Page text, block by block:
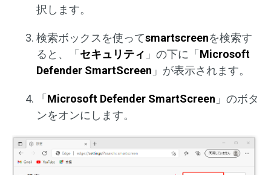
択します。
検索ボックスを使ってsmartscreenを検索す
ると、「 セキュリティ 」の下に「 Microsoft
Defender SmartScreen 」が表示されます。
「 Microsoft Defender SmartScreen 」のボタ
ンをオンにします。